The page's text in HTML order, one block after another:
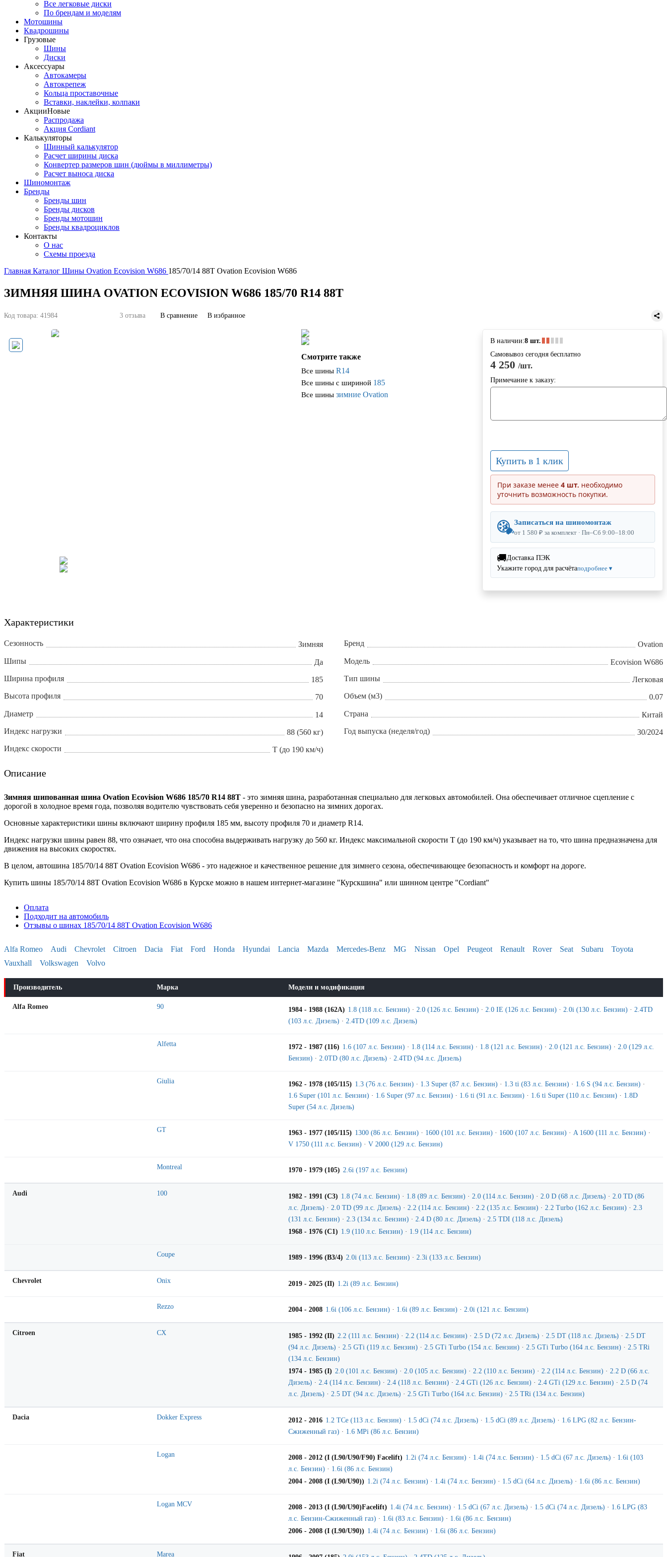
Все легковые диски
По брендам и моделям
Мотошины
Квадрошины
Грузовые
Шины
Диски
Аксессуары
Автокамеры
Автокрепеж
Кольца проставочные
Вставки, наклейки, колпаки
АкцииНовые
Распродажа
Акция Cordiant
Калькуляторы
Шинный калькулятор
Расчет ширины диска
Конвертер размеров шин (дюймы в миллиметры)
Расчет выноса диска
Шиномонтаж
Бренды
Бренды шин
Бренды дисков
Бренды мотошин
Бренды квадроциклов
Контакты
О нас
Схемы проезда
Главная Каталог Шины Ovation Ecovision W686 185/70/14 88T Ovation Ecovision W686
ЗИМНЯЯ ШИНА OVATION ECOVISION W686 185/70 R14 88T
Код товара: 41984 3 отзыва В сравнение В избранное
Смотрите также
Все шины R14
Все шины с шириной 185
Все шины зимние Ovation
В наличии:8 шт.
Самовывоз сегодня бесплатно
4 250 /шт.
Примечание к заказу:
Купить в 1 клик
При заказе менее 4 шт. необходимо
уточнить возможность покупки.
Записаться на шиномонтаж
от 1 580 ₽ за комплект · Пн–Сб 9:00–18:00
🚚Доставка ПЭК
Укажите город для расчётаподробнее ▾
Характеристики
Сезонность
Зимняя
Шипы
Да
Ширина профиля
185
Высота профиля
70
Диаметр
14
Индекс нагрузки
88 (560 кг)
Индекс скорости
T (до 190 км/ч)
Бренд
Ovation
Модель
Ecovision W686
Тип шины
Легковая
Объем (м3)
0.07
Страна
Китай
Год выпуска (неделя/год)
30/2024
Описание
Зимняя шипованная шина Ovation Ecovision W686 185/70 R14 88T - это зимняя шина, разработанная специально для легковых автомобилей. Она обеспечивает отличное сцепление с
дорогой в холодное время года, позволяя водителю чувствовать себя уверенно и безопасно на зимних дорогах.
Основные характеристики шины включают ширину профиля 185 мм, высоту профиля 70 и диаметр R14.
Индекс нагрузки шины равен 88, что означает, что она способна выдерживать нагрузку до 560 кг. Индекс максимальной скорости T (до 190 км/ч) указывает на то, что шина предназначена для
движения на высоких скоростях.
В целом, автошина 185/70/14 88T Ovation Ecovision W686 - это надежное и качественное решение для зимнего сезона, обеспечивающее безопасность и комфорт на дороге.
Купить шины 185/70/14 88T Ovation Ecovision W686 в Курске можно в нашем интернет-магазине "Курскшина" или шинном центре "Cordiant"
Оплата
Подходит на автомобиль
Отзывы о шинах 185/70/14 88T Ovation Ecovision W686
Alfa Romeo Audi Chevrolet Citroen Dacia Fiat Ford Honda Hyundai Lancia Mazda Mercedes-Benz MG Nissan Opel Peugeot Renault Rover Seat Subaru
Toyota
Vauxhall
Volkswagen Volvo
Производитель Марка Модели и модификация
Alfa Romeo 90 1984 - 1988 (162A) 1.8 (118 л.с. Бензин) · 2.0 (126 л.с. Бензин) · 2.0 IE (126 л.с. Бензин) · 2.0i (130 л.с. Бензин) · 2.4TD
(103 л.с. Дизель) · 2.4TD (109 л.с. Дизель)
Alfetta 1972 - 1987 (116) 1.6 (107 л.с. Бензин) · 1.8 (114 л.с. Бензин) · 1.8 (121 л.с. Бензин) · 2.0 (121 л.с. Бензин) · 2.0 (129 л.с.
Бензин) · 2.0TD (80 л.с. Дизель) · 2.4TD (94 л.с. Дизель)
Giulia 1962 - 1978 (105/115) 1.3 (76 л.с. Бензин) · 1.3 Super (87 л.с. Бензин) · 1.3 ti (83 л.с. Бензин) · 1.6 S (94 л.с. Бензин) ·
1.6 Super (101 л.с. Бензин) · 1.6 Super (97 л.с. Бензин) · 1.6 ti (91 л.с. Бензин) · 1.6 ti Super (110 л.с. Бензин) · 1.8D
Super (54 л.с. Дизель)
GT 1963 - 1977 (105/115) 1300 (86 л.с. Бензин) · 1600 (101 л.с. Бензин) · 1600 (107 л.с. Бензин) · A 1600 (111 л.с. Бензин) ·
V 1750 (111 л.с. Бензин) · V 2000 (129 л.с. Бензин)
Montreal 1970 - 1979 (105) 2.6i (197 л.с. Бензин)
Audi 100 1982 - 1991 (C3) 1.8 (74 л.с. Бензин) · 1.8 (89 л.с. Бензин) · 2.0 (114 л.с. Бензин) · 2.0 D (68 л.с. Дизель) · 2.0 TD (86
л.с. Дизель) · 2.0 TD (99 л.с. Дизель) · 2.2 (114 л.с. Бензин) · 2.2 (135 л.с. Бензин) · 2.2 Turbo (162 л.с. Бензин) · 2.3
(131 л.с. Бензин) · 2.3 (134 л.с. Бензин) · 2.4 D (80 л.с. Дизель) · 2.5 TDI (118 л.с. Дизель)
1968 - 1976 (C1) 1.9 (110 л.с. Бензин) · 1.9 (114 л.с. Бензин)
Coupe 1989 - 1996 (B3/4) 2.0i (113 л.с. Бензин) · 2.3i (133 л.с. Бензин)
Chevrolet Onix 2019 - 2025 (II) 1.2i (89 л.с. Бензин)
Rezzo 2004 - 2008 1.6i (106 л.с. Бензин) · 1.6i (89 л.с. Бензин) · 2.0i (121 л.с. Бензин)
Citroen CX 1985 - 1992 (II) 2.2 (111 л.с. Бензин) · 2.2 (114 л.с. Бензин) · 2.5 D (72 л.с. Дизель) · 2.5 DT (118 л.с. Дизель) · 2.5 DT
(94 л.с. Дизель) · 2.5 GTi (119 л.с. Бензин) · 2.5 GTi Turbo (154 л.с. Бензин) · 2.5 GTi Turbo (164 л.с. Бензин) · 2.5 TRi
(134 л.с. Бензин)
1974 - 1985 (I) 2.0 (101 л.с. Бензин) · 2.0 (105 л.с. Бензин) · 2.2 (110 л.с. Бензин) · 2.2 (114 л.с. Бензин) · 2.2 D (66 л.с.
Дизель) · 2.4 (114 л.с. Бензин) · 2.4 (118 л.с. Бензин) · 2.4 GTi (126 л.с. Бензин) · 2.4 GTi (129 л.с. Бензин) · 2.5 D (74
л.с. Дизель) · 2.5 DT (94 л.с. Дизель) · 2.5 GTi Turbo (164 л.с. Бензин) · 2.5 TRi (134 л.с. Бензин)
Dacia Dokker Express 2012 - 2016 1.2 TCe (113 л.с. Бензин) · 1.5 dCi (74 л.с. Дизель) · 1.5 dCi (89 л.с. Дизель) · 1.6 LPG (82 л.с. Бензин-
Сжиженный газ) · 1.6 MPi (86 л.с. Бензин)
Logan 2008 - 2012 (I (L90/U90/F90) Facelift) 1.2i (74 л.с. Бензин) · 1.4i (74 л.с. Бензин) · 1.5 dCi (67 л.с. Дизель) · 1.6i (103
л.с. Бензин) · 1.6i (86 л.с. Бензин)
2004 - 2008 (I (L90/U90)) 1.2i (74 л.с. Бензин) · 1.4i (74 л.с. Бензин) · 1.5 dCi (64 л.с. Дизель) · 1.6i (86 л.с. Бензин)
Logan MCV 2008 - 2013 (I (L90/U90)Facelift) 1.4i (74 л.с. Бензин) · 1.5 dCi (67 л.с. Дизель) · 1.5 dCi (74 л.с. Дизель) · 1.6 LPG (83
л.с. Бензин-Сжиженный газ) · 1.6i (83 л.с. Бензин) · 1.6i (86 л.с. Бензин)
2006 - 2008 (I (L90/U90)) 1.4i (74 л.с. Бензин) · 1.6i (86 л.с. Бензин)
Fiat Marea